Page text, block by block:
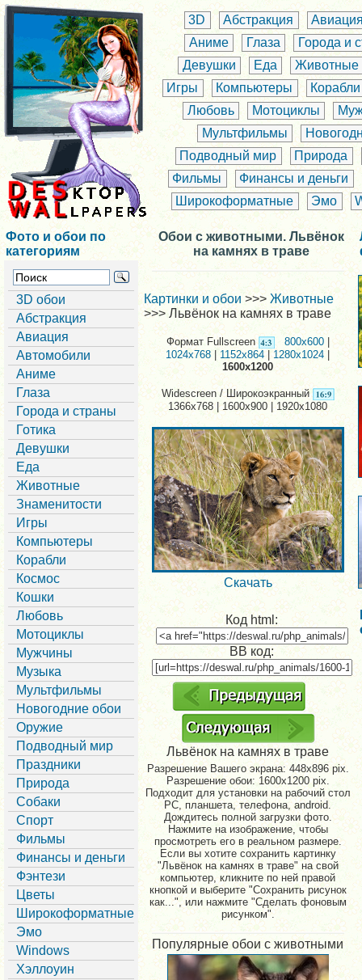
3D Абстракция
Аниме
Глаза
Города и
Девушки
Еда
Животные
Игры
Компьютеры
Корабли
Любовь
Мотоциклы
Мультфильмы
Подводный мир
Природа
Фильмы
Финансы и деньги
Широкоформатные
Эмо
Фото и обои по
категориям
3D обои
Абстракция
Авиация
Автомобили
Аниме
Глаза
Города и страны
Готика
Девушки
Еда
Животные
Знаменитости
Игры
Компьютеры
Корабли
Космос
Кошки
Любовь
Мотоциклы
Мужчины
Музыка
Мультфильмы
Новогодние обои
Оружие
Подводный мир
Праздники
Природа
Собаки
Спорт
Фильмы
Финансы и деньги
Фэнтези
Цветы
Широкоформатные
Эмо
Windows
Хэллоуин
Обои с животными. Львёнок
на камнях в траве
Картинки и обои >>> Животные
>>> Львёнок на камнях в траве
Формат Fullscreen 800x600
1024x768
1152x864|1280x1024
1600x1200
Widescreen / Широкоэкранный
1366x768 | 1600x900 | 1920x1080
Скачать
Код html:
BB код:
Львёнок на камнях в траве
Разрешение Вашего экрана: 448x896 pix.
Разрешение обои: 1600x1200 pix.
Подходит для установки на рабочий стол
PC, планшета, телефона, android.
Дождитесь полной загрузки фото.
Нажмите на изображение, чтобы
просмотреть его в реальном размере.
Если вы хотите сохранить картинку
"Львёнок на камнях в траве" на свой
компьютер, кликните по ней правой
кнопкой и выберите "Сохранить рисунок
как...", или нажмите "Сделать фоновым
рисунком".
Популярные обои с животными